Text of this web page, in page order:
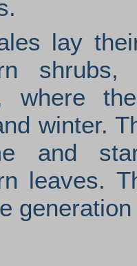
lay
where
winter.
and
leaves.